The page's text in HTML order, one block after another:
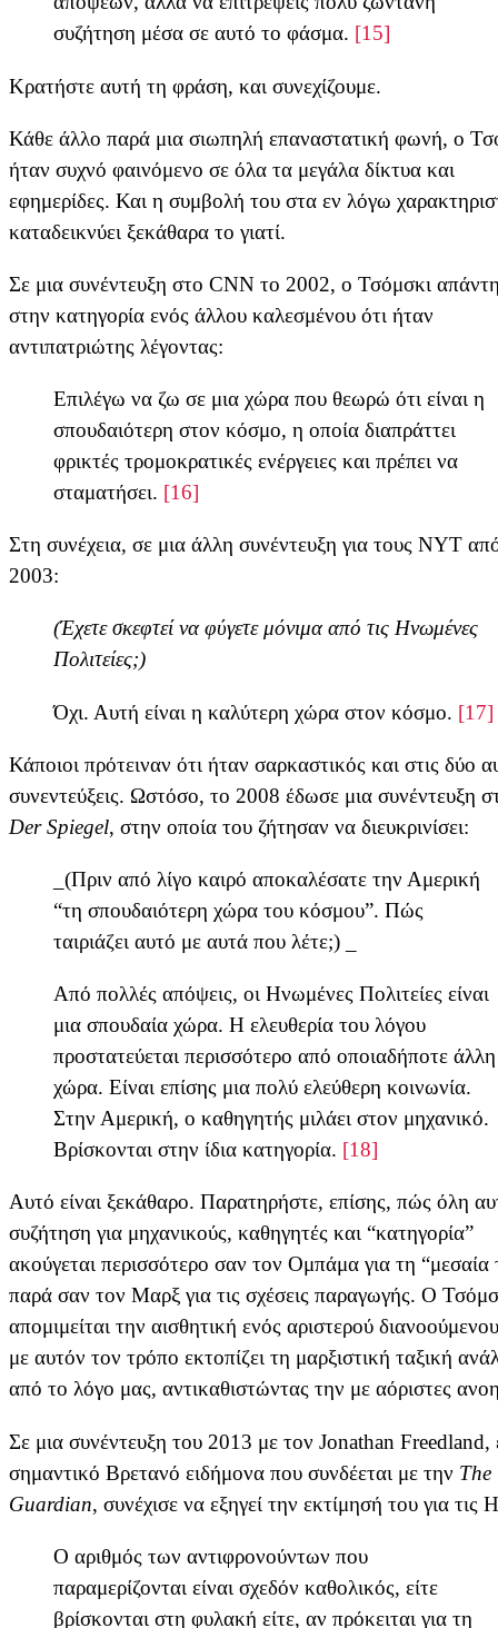
συζήτηση μέσα σε αυτό το φάσμα. [15]
Κρατήστε αυτή τη φράση, και συνεχίζουμε.
Κάθε άλλο παρά μια σιωπηλή επαναστατική φωνή, ο
ήταν συχνό φαινόμενο σε όλα τα μεγάλα δίκτυα και
εφημερίδες. Και η συμβολή του στα εν λόγω
καταδεικνύει ξεκάθαρα το γιατί.
Σε μια συνέντευξη στο CNN το 2002, ο Τσόμσκι
στην κατηγορία ενός άλλου καλεσμένου ότι ήταν
αντιπατριώτης λέγοντας:
Επιλέγω να ζω σε μια χώρα που θεωρώ ότι είναι η
σπουδαιότερη στον κόσμο, η οποία διαπράττει
φρικτές τρομοκρατικές ενέργειες και πρέπει να
σταματήσει. [16]
Στη συνέχεια, σε μια άλλη συνέντευξη για τους NYT
2003:
(Έχετε σκεφτεί να φύγετε μόνιμα από τις Ηνωμένες
Πολιτείες;)
Όχι. Αυτή είναι η καλύτερη χώρα στον κόσμο. [17]
Κάποιοι πρότειναν ότι ήταν σαρκαστικός και στις δύο
συνεντεύξεις. Ωστόσο, το 2008 έδωσε μια συνέντευξη
Der Spiegel, στην οποία του ζήτησαν να διευκρινίσει:
_(Πριν από λίγο καιρό αποκαλέσατε την Αμερική
“τη σπουδαιότερη χώρα του κόσμου”. Πώς
ταιριάζει αυτό με αυτά που λέτε;) _
Από πολλές απόψεις, οι Ηνωμένες Πολιτείες είναι
μια σπουδαία χώρα. Η ελευθερία του λόγου
προστατεύεται περισσότερο από οποιαδήποτε άλλη
χώρα. Είναι επίσης μια πολύ ελεύθερη κοινωνία.
Στην Αμερική, ο καθηγητής μιλάει στον μηχανικό.
Βρίσκονται στην ίδια κατηγορία. [18]
Αυτό είναι ξεκάθαρο. Παρατηρήστε, επίσης, πώς όλη
συζήτηση για μηχανικούς, καθηγητές και “κατηγορία”
ακούγεται περισσότερο σαν τον Ομπάμα για τη “μεσαία
παρά σαν τον Μαρξ για τις σχέσεις παραγωγής. Ο
απομιμείται την αισθητική ενός αριστερού
με αυτόν τον τρόπο εκτοπίζει τη μαρξιστική ταξική
από το λόγο μας, αντικαθιστώντας την με αόριστες
Σε μια συνέντευξη του 2013 με τον Jonathan Freedland,
σημαντικό Βρετανό ειδήμονα που συνδέεται με την The
Guardian, συνέχισε να εξηγεί την εκτίμησή του για
Ο αριθμός των αντιφρονούντων που
παραμερίζονται είναι σχεδόν καθολικός, είτε
βρίσκονται στη φυλακή είτε, αν πρόκειται για τη